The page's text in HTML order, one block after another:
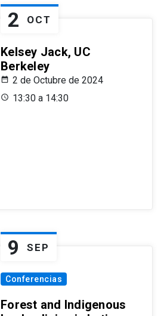
2 OCT
Kelsey Jack, UC
Berkeley
2 de Octubre de 2024
13:30 a 14:30
9 SEP
Conferencias
Forest and Indigenous